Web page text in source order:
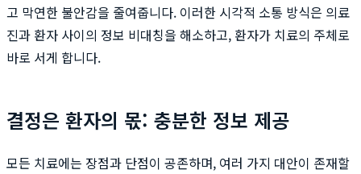
고 막연한 불안감을 줄여줍니다. 이러한 시각적 소통 방식은 의료
진과 환자 사이의 정보 비대칭을 해소하고, 환자가 치료의 주체로
바로 서게 합니다.
결정은 환자의 몫: 충분한 정보 제공
모든 치료에는 장점과 단점이 공존하며, 여러 가지 대안이 존재할